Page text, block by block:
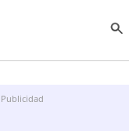
Publicidad